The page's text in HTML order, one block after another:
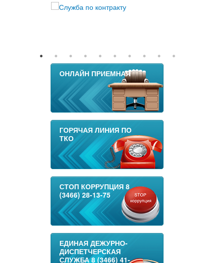
ОНЛАЙН ПРИЕМНАЯ
ГОРЯЧАЯ ЛИНИЯ ПО
ТКО
СТОП КОРРУПЦИЯ 8
(3466) 28-13-75
ЕДИНАЯ ДЕЖУРНО-
ДИСПЕТЧЕРСКАЯ
СЛУЖБА 8 (3466) 41-